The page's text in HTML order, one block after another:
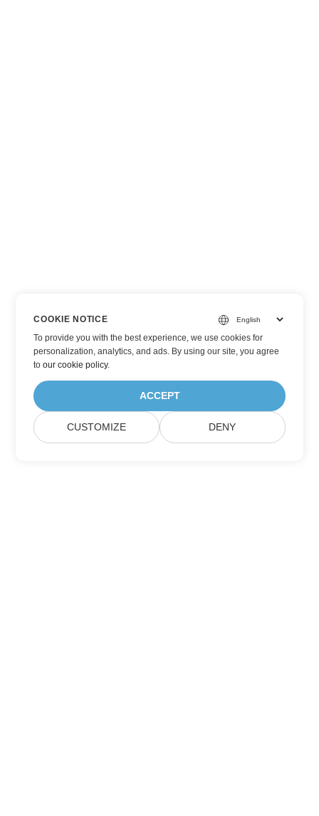
COOKIE NOTICE
To provide you with the best experience, we use cookies for
personalization, analytics, and ads. By using our site, you agree
toour cookie policy.
ACCEPT
CUSTOMIZE DENY